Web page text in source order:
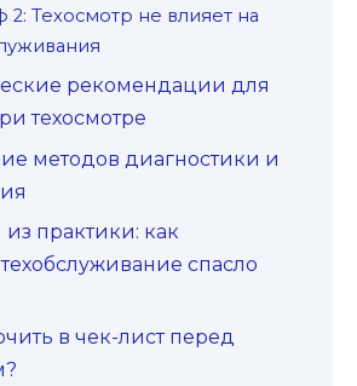
Техосмотр не влияет на
рекомендации для
техосмотре
методов диагностики и
практики: как
спасло
в чек-лист перед